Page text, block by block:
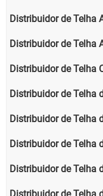
Distribuidor de Telha
Distribuidor de Telha
Distribuidor de Telha
Distribuidor de Telha
Distribuidor de Telha
Distribuidor de Telha
Distribuidor de Telha